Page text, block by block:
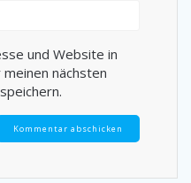
und Website in
nächsten